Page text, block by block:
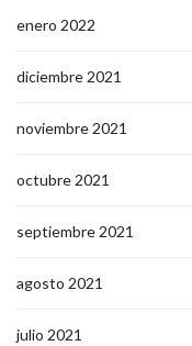
enero 2022
diciembre 2021
noviembre 2021
octubre 2021
septiembre 2021
agosto 2021
julio 2021